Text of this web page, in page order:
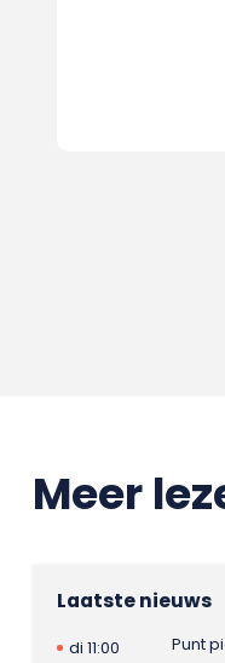
Meer
Laatste nieuws
di 11:00
Punt